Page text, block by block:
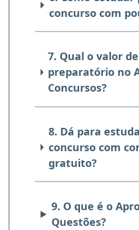
concurso com
7. Qual o valor
preparatório no
Concursos?
8. Dá para
concurso com
gratuito?
9. O que é o
Questões?